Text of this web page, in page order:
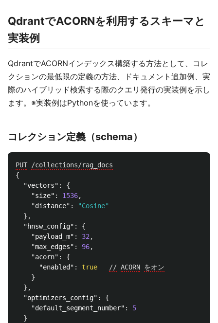
QdrantでACORNを利用するスキーマと
実装例
QdrantでACORNインデックス構築する方法として、コレ
クションの最低限の定義の方法、ドキュメント追加例、実
際のハイブリッド検索する際のクエリ発行の実装例を示し
ます。※実装例はPythonを使っています。
コレクション定義（schema）
PUT
/collections/rag_docs
{
"vectors" :
{
"size" : 1536,
"distance" :
"Cosine"
},
"hnsw_config" :
{
"payload_m" : 32 ,
"max_edges" : 96,
"acorn" :
{
"enabled" : true // ACORN をオン
}
},
"optimizers_config" :
{
"default_segment_number" :
5
}